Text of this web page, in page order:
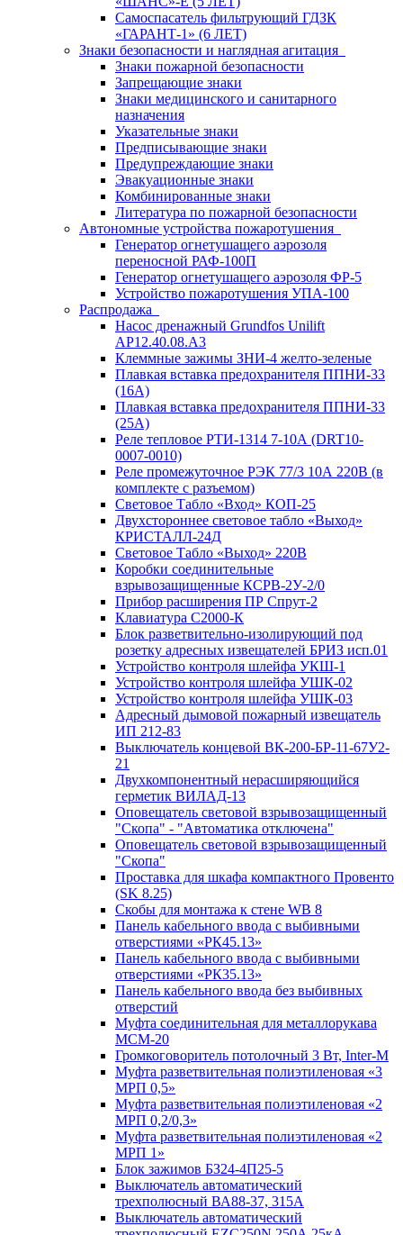
Самоспасатель фильтрующий ГДЗК
«ГАРАНТ-1» (6 ЛЕТ)
Знаки безопасности и наглядная агитация
Знаки пожарной безопасности
Запрещающие знаки
Знаки медицинского и санитарного
назначения
Указательные знаки
Предписывающие знаки
Предупреждающие знаки
Эвакуационные знаки
Комбинированные знаки
Литература по пожарной безопасности
Автономные устройства пожаротушения
Генератор огнетушащего аэрозоля
переносной РАФ-100П
Генератор огнетушащего аэрозоля ФР-5
Устройство пожаротушения УПА-100
Распродажа
Насос дренажный Grundfos Unilift
АP12.40.08.A3
Клеммные зажимы ЗНИ-4 желто-зеленые
Плавкая вставка предохранителя ППНИ-33
(16А)
Плавкая вставка предохранителя ППНИ-33
(25А)
Реле тепловое РТИ-1314 7-10А (DRT10-
0007-0010)
Реле промежуточное РЭК 77/3 10А 220В (в
комплекте с разъемом)
Световое Табло «Вход» КОП-25
Двухстороннее световое табло «Выход»
КРИСТАЛЛ-24Д
Световое Табло «Выход» 220В
Коробки соединительные
взрывозащищенные КСРВ-2У-2/0
Прибор расширения ПР Спрут-2
Клавиатура С2000-К
Блок разветвительно-изолирующий под
розетку адресных извещателей БРИЗ исп.01
Устройство контроля шлейфа УКШ-1
Устройство контроля шлейфа УШК-02
Устройство контроля шлейфа УШК-03
Адресный дымовой пожарный извещатель
ИП 212-83
Выключатель концевой ВК-200-БР-11-67У2-
21
Двухкомпонентный нерасширяющийся
герметик ВИЛАД-13
Оповещатель световой взрывозащищенный
"Скопа" - "Автоматика отключена"
Оповещатель световой взрывозащищенный
"Скопа"
Проставка для шкафа компактного Провенто
(SK 8.25)
Скобы для монтажа к стене WB 8
Панель кабельного ввода с выбивными
отверстиями «РК45.13»
Панель кабельного ввода с выбивными
отверстиями «РК35.13»
Панель кабельного ввода без выбивных
отверстий
Муфта соединительная для металлорукава
МСМ-20
Громкоговоритель потолочный 3 Вт, Inter-M
Муфта разветвительная полиэтиленовая «3
МРП 0,5»
Муфта разветвительная полиэтиленовая «2
МРП 0,2/0,3»
Муфта разветвительная полиэтиленовая «2
МРП 1»
Блок зажимов БЗ24-4П25-5
Выключатель автоматический
трехполюсный ВА88-37, 315А
Выключатель автоматический